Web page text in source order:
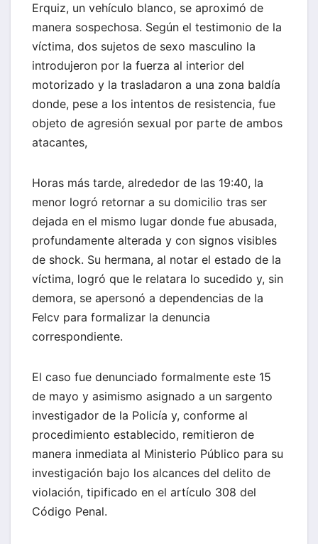
Erquiz, un vehículo blanco, se aproximó de
manera sospechosa. Según el testimonio de la
víctima, dos sujetos de sexo masculino la
introdujeron por la fuerza al interior del
motorizado y la trasladaron a una zona baldía
donde, pese a los intentos de resistencia, fue
objeto de agresión sexual por parte de ambos
atacantes,
Horas más tarde, alrededor de las 19:40, la
menor logró retornar a su domicilio tras ser
dejada en el mismo lugar donde fue abusada,
profundamente alterada y con signos visibles
de shock. Su hermana, al notar el estado de la
víctima, logró que le relatara lo sucedido y, sin
demora, se apersonó a dependencias de la
Felcv para formalizar la denuncia
correspondiente.
El caso fue denunciado formalmente este 15
de mayo y asimismo asignado a un sargento
investigador de la Policía y, conforme al
procedimiento establecido, remitieron de
manera inmediata al Ministerio Público para su
investigación bajo los alcances del delito de
violación, tipificado en el artículo 308 del
Código Penal.